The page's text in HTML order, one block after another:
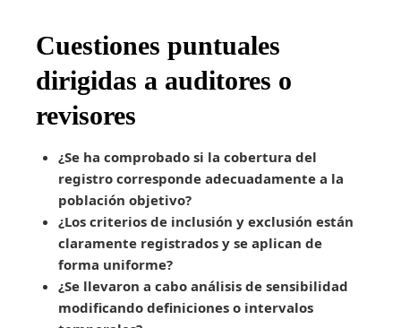
Cuestiones puntuales
dirigidas a auditores o
revisores
¿Se ha comprobado si la cobertura del
registro corresponde adecuadamente a la
población objetivo?
¿Los criterios de inclusión y exclusión están
claramente registrados y se aplican de
forma uniforme?
¿Se llevaron a cabo análisis de sensibilidad
modificando definiciones o intervalos